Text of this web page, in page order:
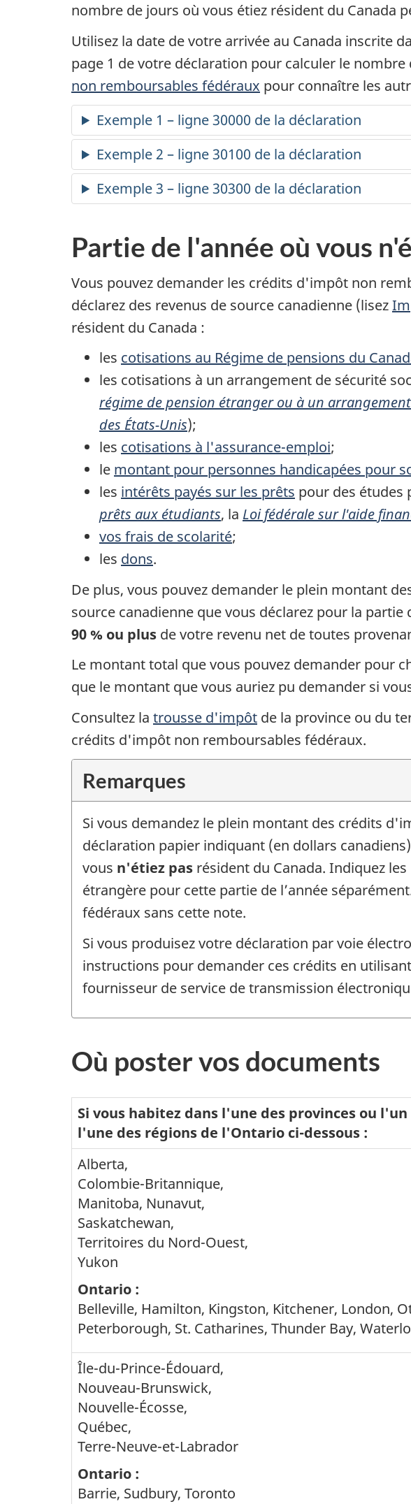
nombre de jours où vous étiez résident du Canada
Utilisez la date de votre arrivée au Canada inscrite
page 1 de votre déclaration pour calculer le nombre
non remboursables fédéraux pour connaître les
Exemple 1 – ligne 30000 de la déclaration
Exemple 2 – ligne 30100 de la déclaration
Exemple 3 – ligne 30300 de la déclaration
Partie de l'année où vous
Vous pouvez demander les crédits d'impôt non
déclarez des revenus de source canadienne (lisez
résident du Canada :
les cotisations au Régime de pensions du
les cotisations à un arrangement de sécurité
régime de pension étranger ou à un
des États-Unis);
les cotisations à l'assurance-emploi;
le montant pour personnes handicapées pour
les intérêts payés sur les prêts pour des études
prêts aux étudiants, la Loi fédéralesur l'aide
vos frais de scolarité;
les dons.
De plus, vous pouvez demander le plein montant
source canadienne que vous déclarez pour la partie
90 % ou plus de votre revenu net de toutes
Le montant total que vous pouvez demander pour
que le montant que vous auriez pu demander si
Consultez la trousse d'impôt de la province ou du
crédits d'impôt non remboursables fédéraux.
Remarques
Si vous demandez le plein montant des crédits
déclaration papier indiquant (en dollars
vous n'étiez pas résident du Canada. Indiquez
étrangère pour cette partie de l’année
fédéraux sans cette note.
Si vous produisez votre déclaration par voie
instructions pour demander ces crédits en
fournisseur de service de transmission
Où poster vos documents
Tableau
indiquant
à
quel
centre
fiscal
vous
poster
vos
documents
selon
la
province
ou
l'endroit
en
Si vous habitez dans l'une des provinces ou
l'une des régions de l'Ontario ci-dessous :
Alberta,
Colombie-Britannique,
Manitoba, Nunavut,
Saskatchewan,
Territoires du Nord-Ouest,
Yukon
Ontario :
Belleville, Hamilton, Kingston, Kitchener, London,
Peterborough, St. Catharines, Thunder Bay,
Île-du-Prince-Édouard,
Nouveau-Brunswick,
Nouvelle-Écosse,
Québec,
Terre-Neuve-et-Labrador
Ontario :
Barrie, Sudbury, Toronto